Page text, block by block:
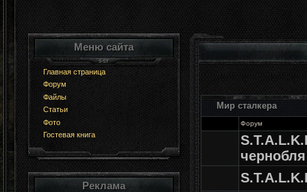
Меню сайта
Главная страница
Форум
Файлы
Статьи
Фото
Гостевая книга
Реклама
Мир сталкера
Форум
чернобля